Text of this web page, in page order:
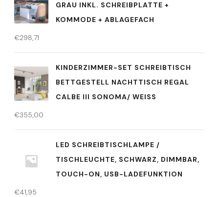
RAU INKL. SCHREIBPLATTE + K
OMMODE + ABLAGEFACH
€298,71
KINDERZIMMER-SET SCHREIBTISCH
BETTGESTELL NACHTTISCH REGAL
CALBE III SONOMA/ WEISS
€355,00
LED SCHREIBTISCHLAMPE /
TISCHLEUCHTE, SCHWARZ, DIMMBAR,
TOUCH-ON, USB-LADEFUNKTION
€41,95